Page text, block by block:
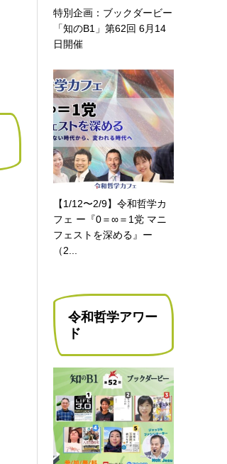
特別企画：ブックダービー
「知のB1」第62回 6月14
日開催
【1/12〜2/9】令和哲学カ
フェ ー『0＝∞＝1党 マニ
フェストを深める』ー
（2...
令和哲学アワー
ド